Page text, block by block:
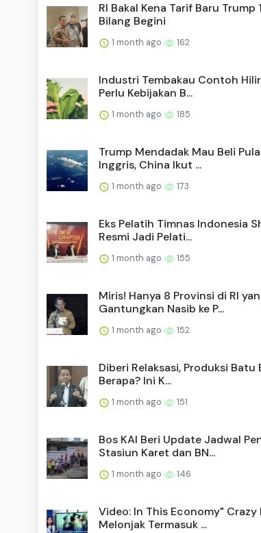
RI Bakal Kena Tarif Baru Trump
Bilang Begini
1 month ago 162
Industri Tembakau Contoh
Perlu Kebijakan B...
1 month ago 185
Trump Mendadak Mau Beli
Inggris, China Ikut ...
1 month ago 173
Eks Pelatih Timnas Indonesia
Resmi Jadi Pelati...
1 month ago 155
Miris! Hanya 8 Provinsi di RI
Gantungkan Nasib ke P...
1 month ago 152
Diberi Relaksasi, Produksi Batu
Berapa? Ini K...
1 month ago 151
Bos KAI Beri Update Jadwal
Stasiun Karet dan BN...
1 month ago 146
Video: In This Economy"
Melonjak Termasuk ...